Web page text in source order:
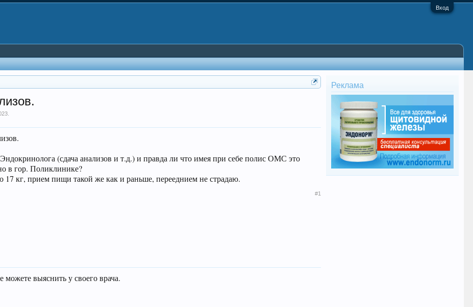
Вход
(сдача анализов и т.д.) и правда ли что имея при себе полис ОМС это
в гор. Поликлинике?
17 кг, прием пищи такой же как и раньше, перееднием не страдаю.
#1
можете выяснить у своего врача.
Реклама